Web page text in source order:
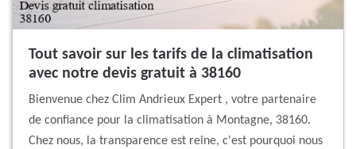
Tout savoir sur les tarifs de la climatisation
avec notre devis gratuit à 38160
Bienvenue chez Clim Andrieux Expert , votre partenaire
de confiance pour la climatisation à Montagne, 38160.
Chez nous, la transparence est reine, c'est pourquoi nous